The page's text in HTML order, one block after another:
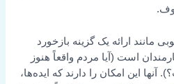
مانند ارائه یک گزینه بازخورد
است (آیا مردم واقعاً هنوز
این امکان را دارند که ایده‌ها،